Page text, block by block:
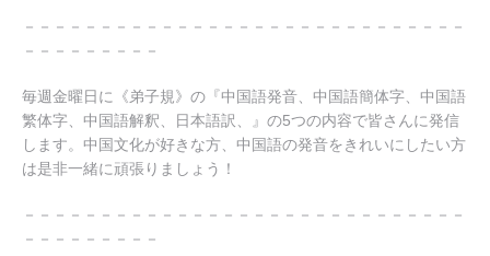
－－－－－－－－－－－－－－－－－－－－－－－－－－－－－
－－－－－－－－－
毎週金曜日に《弟子規》の『中国語発音、中国語簡体字、中国語
繁体字、中国語解釈、日本語訳、』の5つの内容で皆さんに発信
します。中国文化が好きな方、中国語の発音をきれいにしたい方
は是非一緒に頑張りましょう！
－－－－－－－－－－－－－－－－－－－－－－－－－－－－－
－－－－－－－－－